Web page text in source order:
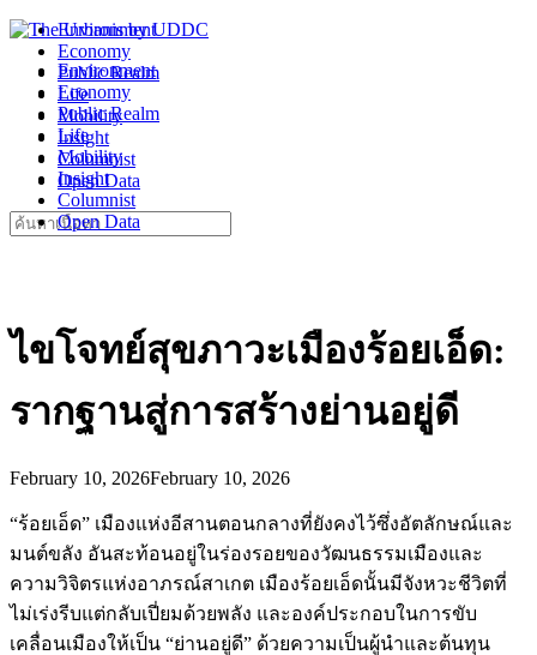
Skip
contentEnvironment
Economy
Public Realm
Life
Mobility
Insight
Columnist
Open Data
Environment
Economy
Public Realm
Life
Mobility
Insight
Columnist
Open Data
Search
for:
ไขโจทย์สุขภาวะเมืองร้อยเอ็ด:
รากฐานสู่การสร้างย่านอยู่ดี
February 10, 2026February 10, 2026
“ร้อยเอ็ด” เมืองแห่งอีสานตอนกลางที่ยังคงไว้ซึ่งอัตลักษณ์และ
มนต์ขลัง อันสะท้อนอยู่ในร่องรอยของวัฒนธรรมเมืองและ
ความวิจิตรแห่งอาภรณ์สาเกต เมืองร้อยเอ็ดนั้นมีจังหวะชีวิตที่
ไม่เร่งรีบแต่กลับเปี่ยมด้วยพลัง และองค์ประกอบในการขับ
เคลื่อนเมืองให้เป็น “ย่านอยู่ดี” ด้วยความเป็นผู้นำและต้นทุน